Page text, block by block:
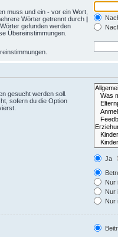
muss und ein - vor ein Wort,
Wörter getrennt durch |
gefunden werden
Übereinstimmungen.
gesucht werden soll.
sofern du die Option
Ja
Nur
Nur
Nur